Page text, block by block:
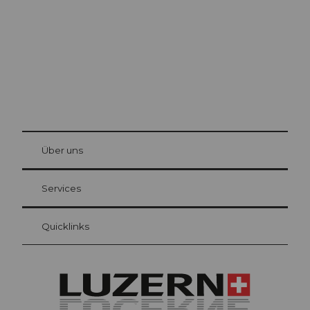
Gästekarte Luzern
Ihre Vorteile als Übernachtungsgast
at Bre
Über uns
Services
Quicklinks